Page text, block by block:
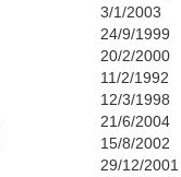
3/1/2003
24/9/1999
20/2/2000
11/2/1992
12/3/1998
21/6/2004
15/8/2002
29/12/2001